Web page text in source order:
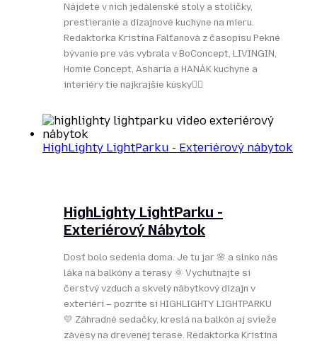
Nájdete v nich jedálenské stoly a stoličky,
prestieranie a dizajnové kuchyne na mieru.
Redaktorka Kristína Falťanová z časopisu Pekné
bývanie pre vás vybrala v BoConcept, LIVINGIN,
Homie Concept, Asharia a HANÁK kuchyne a
interiéry tie najkrajšie kúsky👌🏻
HighLighty LightParku - Exteriérový nábytok
HighLighty LightParku -
Exteriérový Nábytok
Dosť bolo sedenia doma. Je tu jar 🌸 a slnko nás
láka na balkóny a terasy 🌞 Vychutnajte si
čerstvý vzduch a skvelý nábytkový dizajn v
exteriéri – pozrite si HIGHLIGHTY LIGHTPARKU
💛 Záhradné sedačky, kreslá na balkón aj svieže
závesy na drevenej terase. Redaktorka Kristína